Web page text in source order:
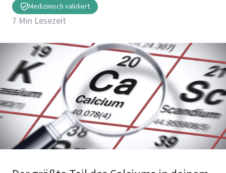
Medizinisch validiert
7 Min Lesezeit